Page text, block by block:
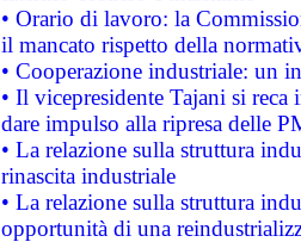
• Orario di lavoro: la
il mancato rispetto della
• Cooperazione industriale: un
• Il vicepresidente Tajani si
dare impulso alla ripresa delle
• La relazione sulla struttura
rinascita industriale
• La relazione sulla struttura
opportunità di una